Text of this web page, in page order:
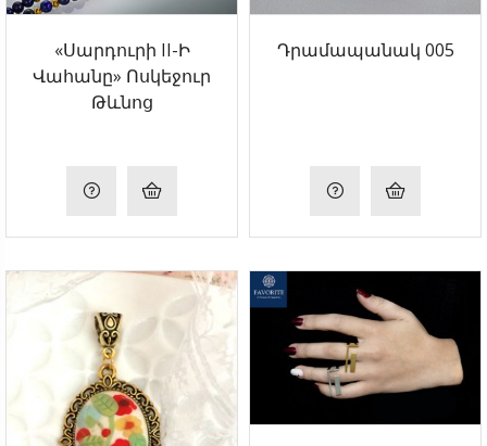
«Սարդուրի II-Ի
Վահանը» Ոսկեջուր
Թևնոց
Դրամապանակ 005